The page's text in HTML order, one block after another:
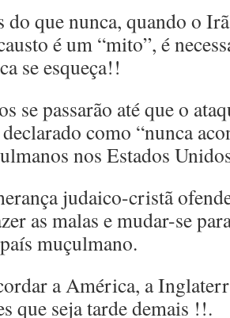
do que nunca, quando o
é um “mito”, é
se esqueça!!
se passarão até que o
como “nunca
nos Estados
judaico-cristã
as malas e mudar-se
muçulmano.
a América, a
que seja tarde demais !!.